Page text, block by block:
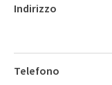
Indirizzo
Telefono